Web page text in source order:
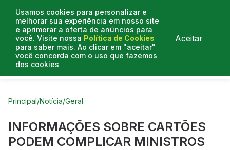
Usamos cookies para personalizar e
melhorar sua experiência em nosso site
e aprimorar a oferta de anúncios para
você. Visite nossa Política de Cookies
para saber mais. Ao clicar em "aceitar"
você concorda com o uso que fazemos
dos cookies
Aceitar
Curtas do Poder
Principal/Notícia/Geral
INFORMAÇÕES SOBRE CARTÕES
PODEM COMPLICAR MINISTROS